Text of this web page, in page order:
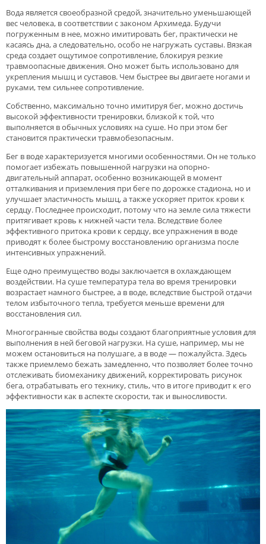
Вода является своеобразной средой, значительно уменьшающей
вес человека, в соответствии с законом Архимеда. Будучи
погруженным в нее, можно имитировать бег, практически не
касаясь дна, а следовательно, особо не нагружать суставы. Вязкая
среда создает ощутимое сопротивление, блокируя резкие
травмоопасные движения. Оно может быть использовано для
укрепления мышц и суставов. Чем быстрее вы двигаете ногами и
руками, тем сильнее сопротивление.
Собственно, максимально точно имитируя бег, можно достичь
высокой эффективности тренировки, близкой к той, что
выполняется в обычных условиях на суше. Но при этом бег
становится практически травмобезопасным.
Бег в воде характеризуется многими особенностями. Он не только
помогает избежать повышенной нагрузки на опорно-
двигательный аппарат, особенно возникающей в момент
отталкивания и приземления при беге по дорожке стадиона, но и
улучшает эластичность мышц, а также ускоряет приток крови к
сердцу. Последнее происходит, потому что на земле сила тяжести
притягивает кровь к нижней части тела. Вследствие более
эффективного притока крови к сердцу, все упражнения в воде
приводят к более быстрому восстановлению организма после
интенсивных упражнений.
Еще одно преимущество воды заключается в охлаждающем
воздействии. На суше температура тела во время тренировки
возрастает намного быстрее, а в воде, вследствие быстрой отдачи
телом избыточного тепла, требуется меньше времени для
восстановления сил.
Многогранные свойства воды создают благоприятные условия для
выполнения в ней беговой нагрузки. На суше, например, мы не
можем остановиться на полушаге, а в воде — пожалуйста. Здесь
также приемлемо бежать замедленно, что позволяет более точно
отслеживать биомеханику движений, корректировать рисунок
бега, отрабатывать его технику, стиль, что в итоге приводит к его
эффективности как в аспекте скорости, так и выносливости.